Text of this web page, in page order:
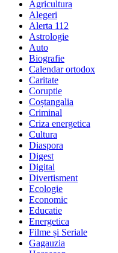
Agricultura
Alegeri
Alerta 112
Astrologie
Auto
Biografie
Calendar ortodox
Caritate
Coruptie
Coștangalia
Criminal
Criza energetica
Cultura
Diaspora
Digest
Digital
Divertisment
Ecologie
Economic
Educatie
Energetica
Filme și Seriale
Gagauzia